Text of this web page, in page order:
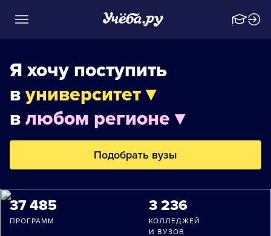
Я хочу поступить
в университет ▾
в любом регионе ▾
Подобрать вузы
3 236
КОЛЛЕДЖЕЙ
И ВУЗОВ
37 485
ПРОГРАММ